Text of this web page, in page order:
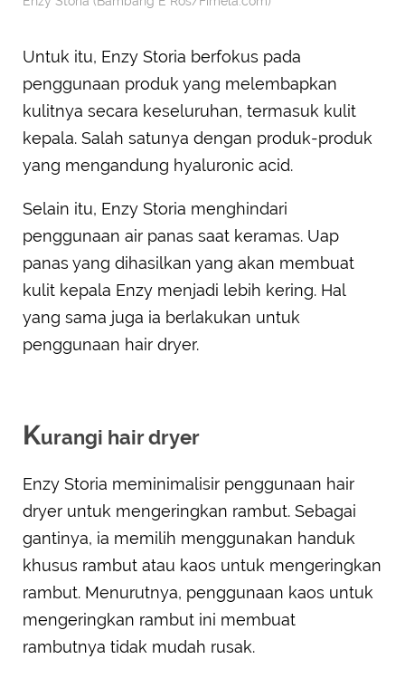
Untuk itu, Enzy Storia berfokus pada
penggunaan produk yang melembapkan
kulitnya secara keseluruhan, termasuk kulit
kepala. Salah satunya dengan produk-produk
yang mengandung hyaluronic acid.
Selain itu, Enzy Storia menghindari
penggunaan air panas saat keramas. Uap
panas yang dihasilkan yang akan membuat
kulit kepala Enzy menjadi lebih kering. Hal
yang sama juga ia berlakukan untuk
penggunaan hair dryer.
Kurangi hair dryer
Enzy Storia meminimalisir penggunaan hair
dryer untuk mengeringkan rambut. Sebagai
gantinya, ia memilih menggunakan handuk
khusus rambut atau kaos untuk mengeringkan
rambut. Menurutnya, penggunaan kaos untuk
mengeringkan rambut ini membuat
rambutnya tidak mudah rusak.